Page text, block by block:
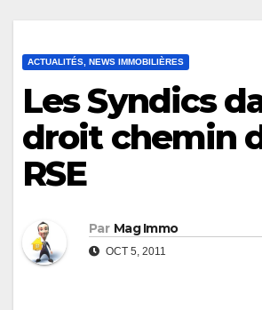
ACTUALITÉS, NEWS IMMOBILIÈRES
Les Syndics
droit chemin
RSE
Par Mag Immo
OCT 5, 2011